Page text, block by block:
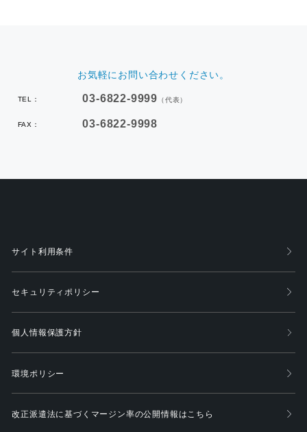
お気軽にお問い合わせください。
TEL： 03-6822-9999 （代表）
FAX： 03-6822-9998
サイト利用条件
セキュリティポリシー
個人情報保護方針
環境ポリシー
改正派遣法に基づくマージン率の公開情報はこちら